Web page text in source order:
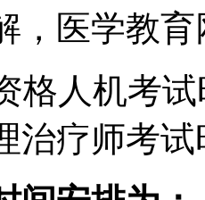
，医学教
格人机考
治疗师考